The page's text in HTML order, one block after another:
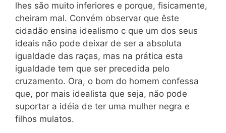
lhes são muito inferiores e porque, fisicamente,
cheiram mal. Convém observar que êste
cidadão ensina idealismo c que um dos seus
ideais não pode deixar de ser a absoluta
igualdade das raças, mas na prática esta
igualdade tem que ser precedida pelo
cruzamento. Ora, o bom do homem confessa
que, por mais idealista que seja, não pode
suportar a idéia de ter uma mulher negra e
filhos mulatos.